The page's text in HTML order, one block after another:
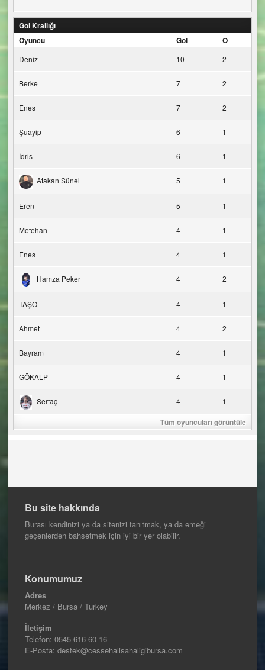
Gol Krallığı
Oyuncu
Gol O
Deniz 10 2
Berke 7 2
Enes 7 2
Şuayip 6 1
İdris 6 1
Atakan Sünel 5 1
Eren 5 1
Metehan 4 1
Enes 4 1
Hamza Peker 4 2
TAŞO 4 1
Ahmet 4 2
Bayram 4 1
GÖKALP 4 1
Sertaç 4 1
Tüm oyuncuları görüntüle
Bu site hakkında
Burası kendinizi ya da sitenizi tanıtmak, ya da emeği
geçenlerden bahsetmek için iyi bir yer olabilir.
Konumumuz
Adres
Merkez / Bursa / Turkey
İletişim
Telefon: 0545 616 60 16
E-Posta: destek@cessehalisahaligibursa.com